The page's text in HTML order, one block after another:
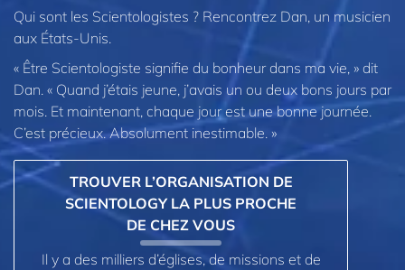
Qui sont les Scientologistes ? Rencontrez Dan, un musicien
aux États-Unis.
« Être Scientologiste signifie du bonheur dans ma vie, » dit
Dan. « Quand j’étais jeune, j’avais un ou deux bons jours par
mois. Et maintenant, chaque jour est une bonne journée.
C’est précieux. Absolument inestimable. »
TROUVER L’ORGANISATION DE
SCIENTOLOGY LA PLUS PROCHE
DE CHEZ VOUS
Il y a des milliers d’églises, de missions et de